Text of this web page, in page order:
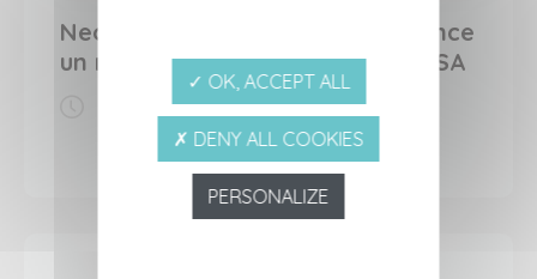
Neosporose bovine : Inovalys lance
un nouveau test sérologique ELISA
13/03/2026
✓ OK, ACCEPT ALL
✗ DENY ALL COOKIES
PERSONALIZE